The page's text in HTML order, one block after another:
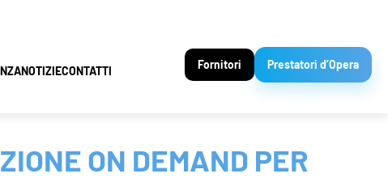
NOTIZIECONTATTI Fornitori Prestatori d’Opera
ON DEMAND PER